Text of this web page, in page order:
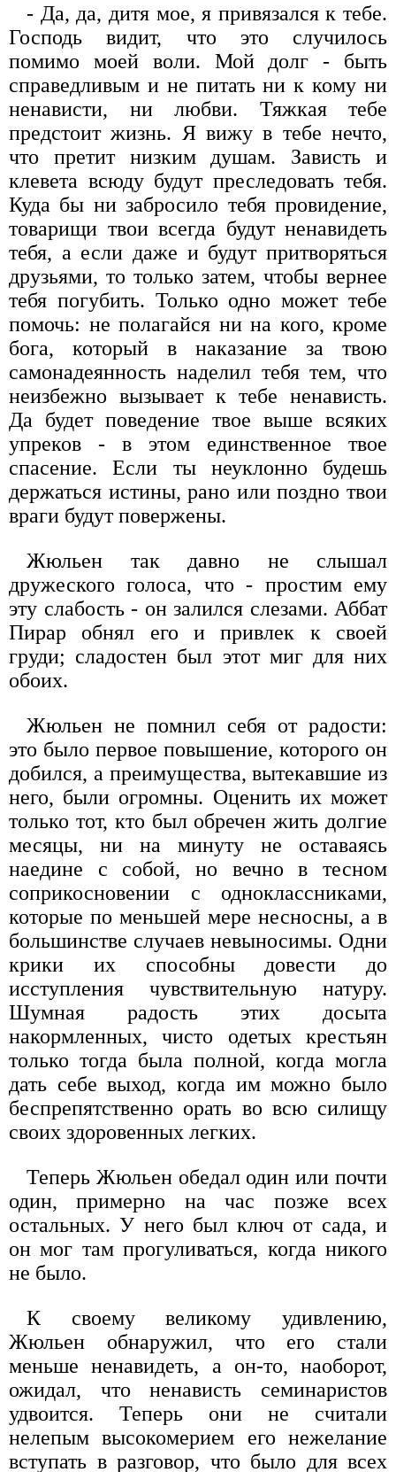
- Да, да, дитя мое, я привязался к тебе.
Господь видит, что это случилось
помимо моей воли. Мой долг - быть
справедливым и не питать ни к кому ни
ненависти, ни любви. Тяжкая тебе
предстоит жизнь. Я вижу в тебе нечто,
что претит низким душам. Зависть и
клевета всюду будут преследовать тебя.
Куда бы ни забросило тебя провидение,
товарищи твои всегда будут ненавидеть
тебя, а если даже и будут притворяться
друзьями, то только затем, чтобы вернее
тебя погубить. Только одно может тебе
помочь: не полагайся ни на кого, кроме
бога, который в наказание за твою
самонадеянность наделил тебя тем, что
неизбежно вызывает к тебе ненависть.
Да будет поведение твое выше всяких
упреков - в этом единственное твое
спасение. Если ты неуклонно будешь
держаться истины, рано или поздно твои
враги будут повержены.
Жюльен так давно не слышал
дружеского голоса, что - простим ему
эту слабость - он залился слезами. Аббат
Пирар обнял его и привлек к своей
груди; сладостен был этот миг для них
обоих.
Жюльен не помнил себя от радости:
это было первое повышение, которого он
добился, а преимущества, вытекавшие из
него, были огромны. Оценить их может
только тот, кто был обречен жить долгие
месяцы, ни на минуту не оставаясь
наедине с собой, но вечно в тесном
соприкосновении с одноклассниками,
которые по меньшей мере несносны, а в
большинстве случаев невыносимы. Одни
крики их способны довести до
исступления чувствительную натуру.
Шумная радость этих досыта
накормленных, чисто одетых крестьян
только тогда была полной, когда могла
дать себе выход, когда им можно было
беспрепятственно орать во всю силищу
своих здоровенных легких.
Теперь Жюльен обедал один или почти
один, примерно на час позже всех
остальных. У него был ключ от сада, и
он мог там прогуливаться, когда никого
не было.
К своему великому удивлению,
Жюльен обнаружил, что его стали
меньше ненавидеть, а он-то, наоборот,
ожидал, что ненависть семинаристов
удвоится. Теперь они не считали
нелепым высокомерием его нежелание
вступать в разговор, что было для всех